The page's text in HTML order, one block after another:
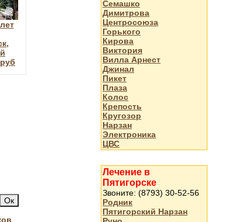
Семашко
Димитрова
Центросоюза
Горького
Кирова
Виктория
Вилла Арнест
Джинал
Пикет
Плаза
Колос
Крепость
Кругозор
Нарзан
Электроника
ЦВС
Лечение в
Пятигорске
Звоните: (8793) 30-52-56
Родник
Пятигорский Нарзан